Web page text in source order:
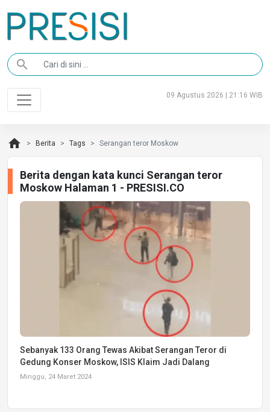
search
09 Agustus 2026 | 21:16 WIB
home Berita Tags Serangan teror Moskow
Berita dengan kata kunci Serangan teror
Moskow Halaman 1 - PRESISI.CO
Sebanyak 133 Orang Tewas Akibat Serangan Teror di
Gedung Konser Moskow, ISIS Klaim Jadi Dalang
Minggu, 24 Maret 2024